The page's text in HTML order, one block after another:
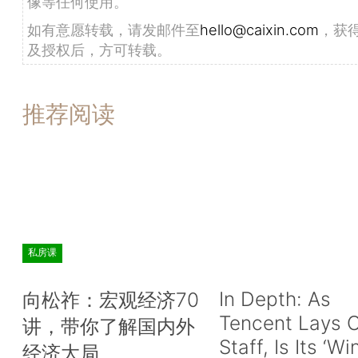
如有意愿转载，请发邮件至hello@caixin.com ，获
及授权后，方可转载。
推荐阅读
私房课
向松祚：宏观经济70
讲，带你了解国内外
经济大局
In Depth: As
Tencent Lays
Staff, Is Its